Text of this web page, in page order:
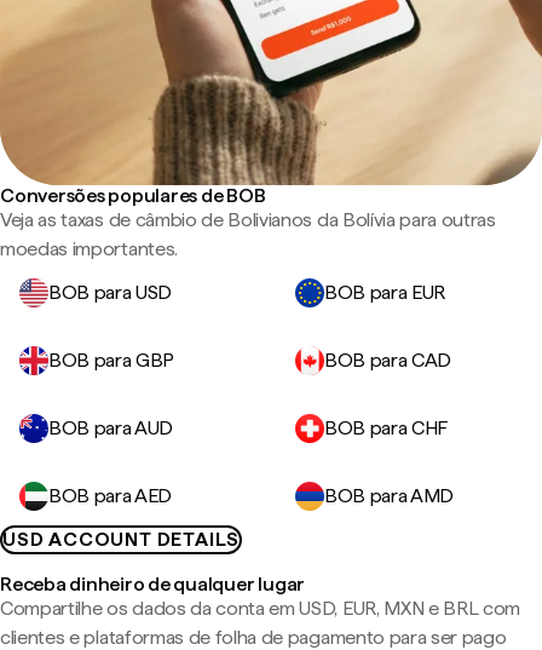
Conversões populares de BOB
Veja as taxas de câmbio de Bolivianos da Bolívia para outras
moedas importantes.
BOB para USD
BOB para EUR
BOB para GBP BOB para CAD
BOB para AUD BOB para CHF
BOB para AED
BOB para AMD
USD ACCOUNT DETAILS
Receba dinheiro de qualquer lugar
Compartilhe os dados da conta em USD, EUR, MXN e BRL com
clientes e plataformas de folha de pagamento para ser pago